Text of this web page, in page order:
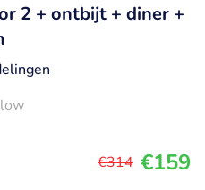
2 + ontbijt + diner +
€314 €159